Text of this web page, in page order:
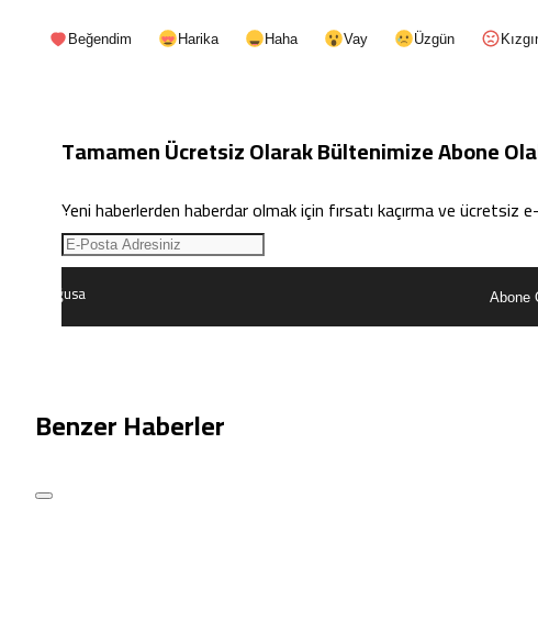
Osmaniye
Gazimağusa
Beğendim Harika Haha Vay Üzgün
Tamamen Ücretsiz Olarak Bültenimize Abone
Yeni haberlerden haberdar olmak için fırsatı kaçırma ve
Abone
Benzer Haberler